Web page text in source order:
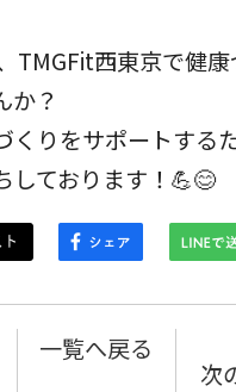
TMGFit西東京で健
か？
くりをサポートする
しております！💪😊
一覧へ戻る
次